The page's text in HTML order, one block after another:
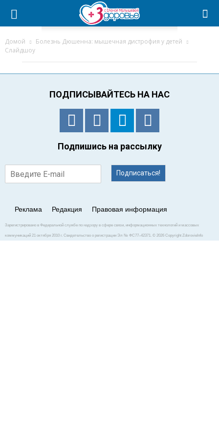
Домой
Болезнь Дюшенна: мышечная дистрофия у детей
Слайдшоу
ПОДПИСЫВАЙТЕСЬ НА НАС
Подпишись на рассылку
Подписаться!
Реклама Редакция Правовая информация
Зарегистрировано в Федеральной службе по надзору в сфере связи, информационных технологий и массовых
коммуникаций 21 октября 2010 г. Свидетельство о регистрации Эл № ФС77–42371. © 2026 Copyright ZdorovieInfo